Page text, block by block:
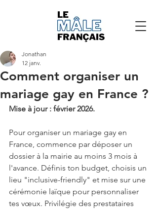
Comment organiser un
mariage gay en France ?
Jonathan
12 janv.
Mise à jour : février 2026.
Pour organiser un mariage gay en
France, commence par déposer un
dossier à la mairie au moins 3 mois à
l'avance. Définis ton budget, choisis un
lieu "inclusive-friendly" et mise sur une
cérémonie laïque pour personnaliser
tes vœux. Privilégie des prestataires